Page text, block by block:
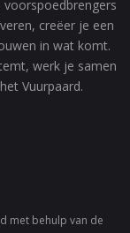
creëer je een
in wat komt.
werk je samen
Vuurpaard.
met behulp van de